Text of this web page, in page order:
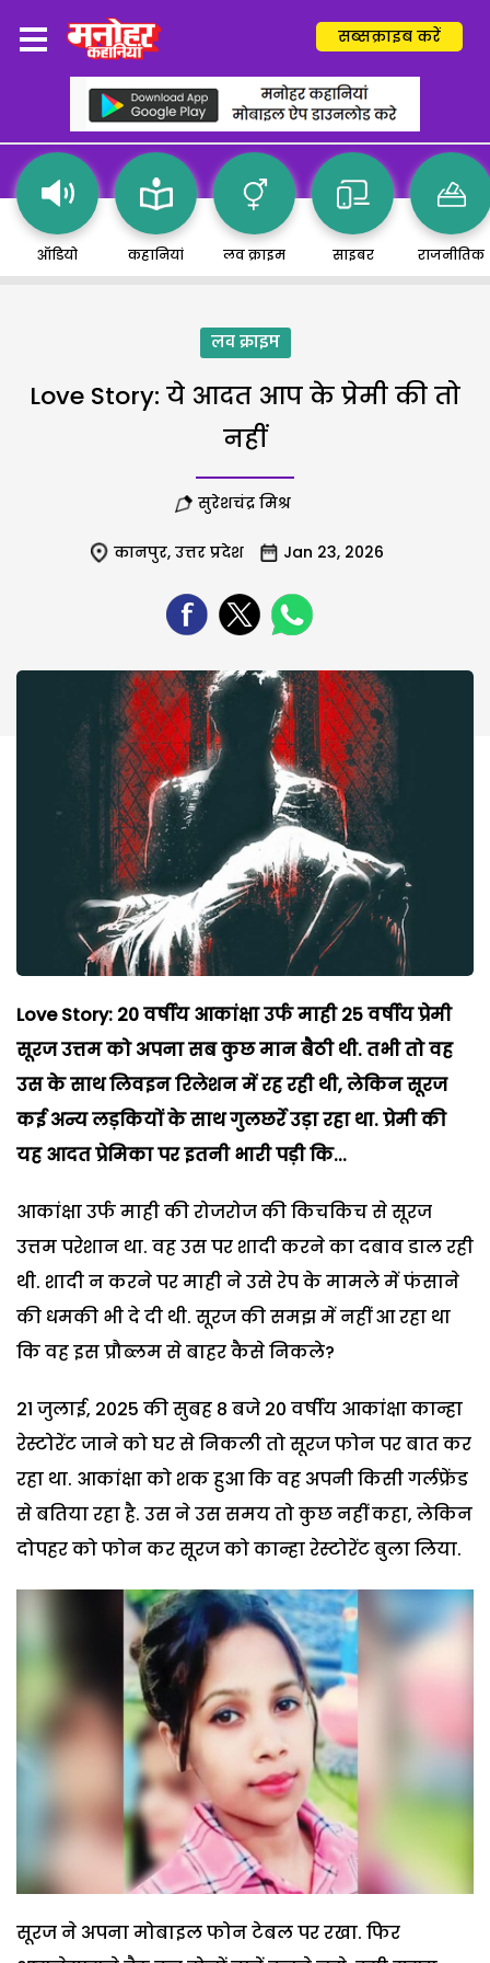
सब्सक्राइब करें
ऑडियो कहानियां लव क्राइम साइबर राजनीतिक
लव क्राइम
Love Story: ये आदत आप के प्रेमी की तो
नहीं
सुरेशचंद्र मिश्र
कानपुर, उत्तर प्रदेश Jan 23, 2026
Love Story: 20वर्षीय आकांक्षा उर्फ माही 25वर्षीय प्रेमी
सूरज उत्तम को अपना सब कुछ मान बैठी थी. तभी तो वह
उस के साथ लिवइन रिलेशन में रह रही थी,लेकिन सूरज
कई अन्य लड़कियों के साथ गुलछर्रे उड़ा रहा था. प्रेमी की
यह आदत प्रेमिका पर इतनी भारी पड़ी कि...
आकांक्षा उर्फ माही की रोजरोज की किचकिच से सूरज
उत्तम परेशान था. वह उस पर शादी करने का दबाव डाल रही
थी. शादी न करने पर माही ने उसे रेप के मामले में फंसाने
की धमकी भी दे दी थी. सूरज की समझ में नहीं आ रहा था
कि वह इस प्रौब्लम से बाहर कैसे निकले?
21 जुलाई, 2025 की सुबह 8 बजे 20 वर्षीय आकांक्षा कान्हा
रेस्टोरेंट जाने को घर से निकली तो सूरज फोन पर बात कर
रहा था. आकांक्षा को शक हुआ कि वह अपनी किसी गर्लफ्रेंड
से बतिया रहा है. उस ने उस समय तो कुछ नहीं कहा, लेकिन
दोपहर को फोन कर सूरज को कान्हा रेस्टोरेंट बुला लिया.
सूरज ने अपना मोबाइल फोन टेबल पर रखा. फिर